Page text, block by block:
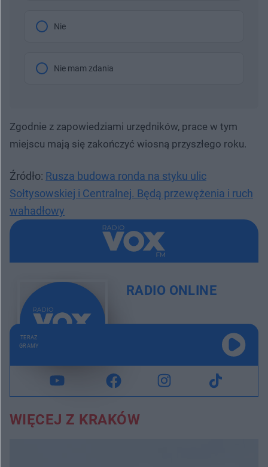
Nie
Nie mam zdania
Zgodnie z zapowiedziami urzędników, prace w tym
miejscu mają się zakończyć wiosną przyszłego roku.
Źródło: Rusza budowa ronda na styku ulic
Sołtysowskiej i Centralnej. Będą przewężenia i ruch
wahadłowy
RADIO ONLINE
TERAZ
GRAMY
WIĘCEJ Z KRAKÓW